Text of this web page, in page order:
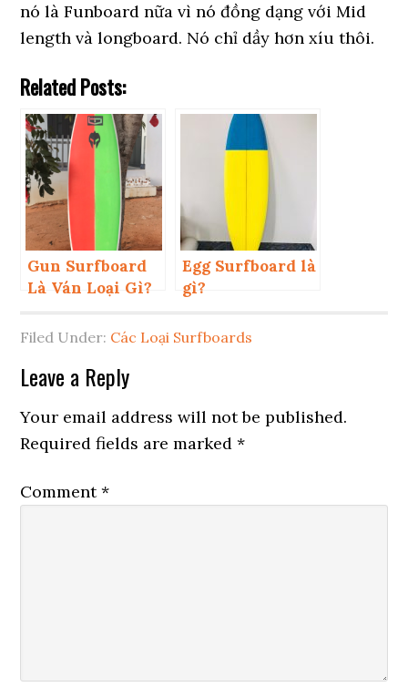
nó là Funboard nữa vì nó đồng dạng với Mid
length và longboard. Nó chỉ dầy hơn xíu thôi.
Related Posts:
Gun Surfboard
Là Ván Loại Gì?
Egg Surfboard là
gì?
Filed Under: Các Loại Surfboards
Reader
Interactions
Leave a Reply
Your email address will not be published.
Required fields are marked*
Comment*